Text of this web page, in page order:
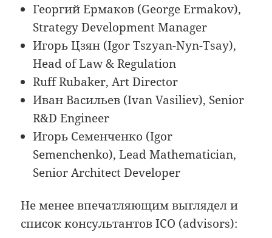
Георгий Ермаков (George Ermakov),
Strategy Development Manager
Игорь Цзян (Igor Tszyan-Nyn-Tsay),
Head of Law & Regulation
Ruff Rubaker, Аrt Director
Иван Васильев (Ivan Vasiliev), Senior
R&D Engineer
Игорь Семенченко (Igor
Semenchenko), Lead Mathematician,
Senior Architect Developer
Не менее впечатляющим выглядел и
список консультантов ICO (advisors):